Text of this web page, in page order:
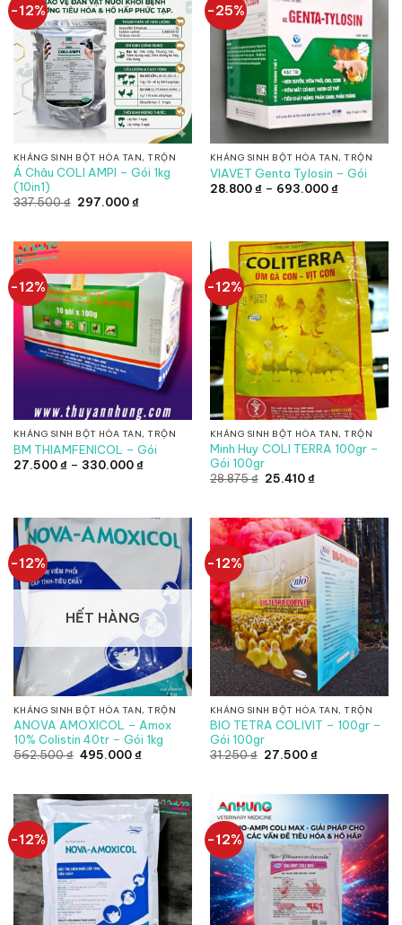
-12%
KHÁNG SINH BỘT HÒA TAN, TRỘN
Á Châu COLI AMPI – Gói 1kg
(10in1)
337.500₫ Giá
297.000₫Giá
297.000 ₫.
-25%
KHÁNG SINH BỘT HÒA TAN, TRỘN
VIAVET Genta Tylosin – Gói
28.800₫ – 693.000₫Khoảng
693.000 ₫
-12%
KHÁNG SINH BỘT HÒA TAN, TRỘN
BM THIAMFENICOL – Gói
27.500₫ – 330.000₫Khoảng
330.000 ₫
-12%
KHÁNG SINH BỘT HÒA TAN, TRỘN
Minh Huy COLI TERRA 100gr –
Gói 100gr
28.875₫ Giá
25.410₫Giá
25.410 ₫.
-12%
HẾT HÀNG
KHÁNG SINH BỘT HÒA TAN, TRỘN
ANOVA AMOXICOL – Amox
10% Colistin 40tr – Gói 1kg
562.500₫ Giá
495.000₫Giá
495.000 ₫.
-12%
KHÁNG SINH BỘT HÒA TAN, TRỘN
BIO TETRA COLIVIT – 100gr –
Gói 100gr
31.250₫ Giá
27.500₫Giá
27.500 ₫.
-12% -12%